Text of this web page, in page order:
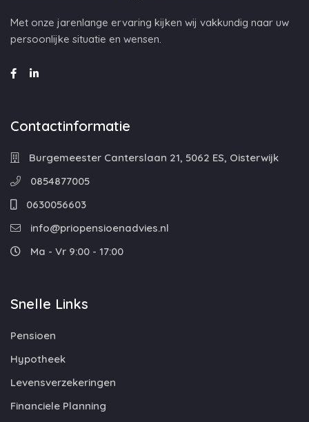
Met onze jarenlange ervaring kijken wij vakkundig naar uw
persoonlijke situatie en wensen.
Contactinformatie
Burgemeester Canterslaan 21, 5062 ES, Oisterwijk
0854877005
0630056603
info@priopensioenadvies.nl
Ma - Vr 9:00 - 17:00
Snelle Links
Pensioen
Hypotheek
Levensverzekeringen
Financiele Planning